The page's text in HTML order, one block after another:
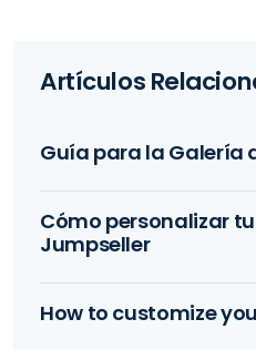
Artículos
Guía para la Galería
Cómo personalizar
Jumpseller
How to customize